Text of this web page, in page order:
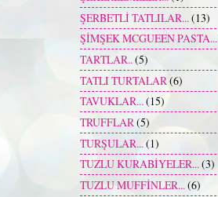
ŞERBETLİ TATLILAR... (13)
ŞİMŞEK MCGUEEN PASTA...
TARTLAR..(5)
TATLI TURTALAR (6)
TAVUKLAR...(15)
TRUFFLAR(5)
TURŞULAR... (1)
TUZLU KURABİYELER...(3)
TUZLU MUFFİNLER...(6)